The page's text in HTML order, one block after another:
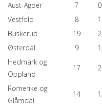
Aust-Agder
7
Vestfold
8
Buskerud
19
Østerdal
9
Hedmark og
Oppland
17
Romerike og
Glåmdal
14